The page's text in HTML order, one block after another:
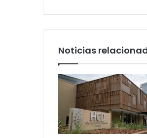
Noticias